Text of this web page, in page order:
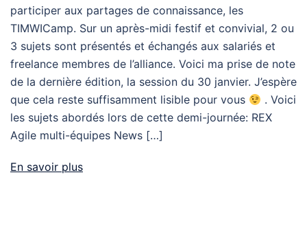
participer aux partages de connaissance, les
TIMWICamp. Sur un après-midi festif et convivial, 2 ou
3 sujets sont présentés et échangés aux salariés et
freelance membres de l’alliance. Voici ma prise de note
de la dernière édition, la session du 30 janvier. J’espère
que cela reste suffisamment lisible pour vous
. Voici
les sujets abordés lors de cette demi-journée: REX
Agile multi-équipes News […]
En savoir plus